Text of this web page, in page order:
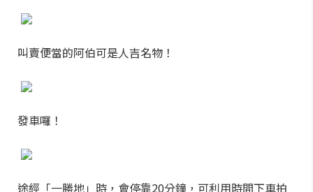
叫賣便當的阿伯可是人吉名物！
發車囉！
途經「一勝地」時，會停靠20分鐘，可利用時間下車拍